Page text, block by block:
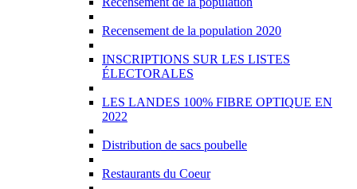
Recensement de la population 2020
INSCRIPTIONS SUR LES LISTES
ÉLECTORALES
LES LANDES 100% FIBRE OPTIQUE EN
2022
Distribution de sacs poubelle
Restaurants du Coeur